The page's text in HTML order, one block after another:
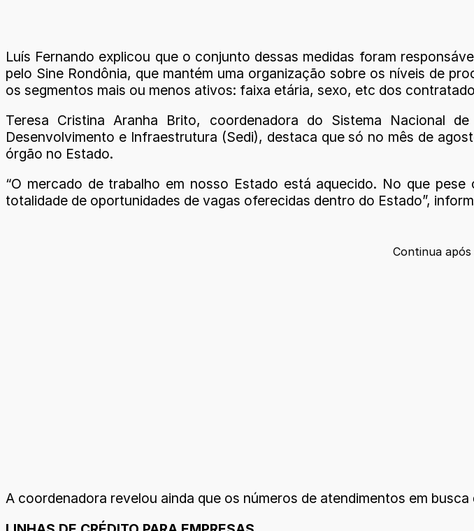
Luís Fernando explicou que o conjunto dessas medidas foram
pelo Sine Rondônia, que mantém uma organização sobre os níveis de
os segmentos mais ou menos ativos: faixa etária, sexo, etc dos
Teresa Cristina Aranha Brito, coordenadora do Sistema Nacional
Desenvolvimento e Infraestrutura (Sedi), destaca que só no mês de
órgão no Estado.
“O mercado de trabalho em nosso Estado está aquecido. No que
totalidade de oportunidades de vagas oferecidas dentro do Estado”,
Continua após
A coordenadora revelou ainda que os números de atendimentos em